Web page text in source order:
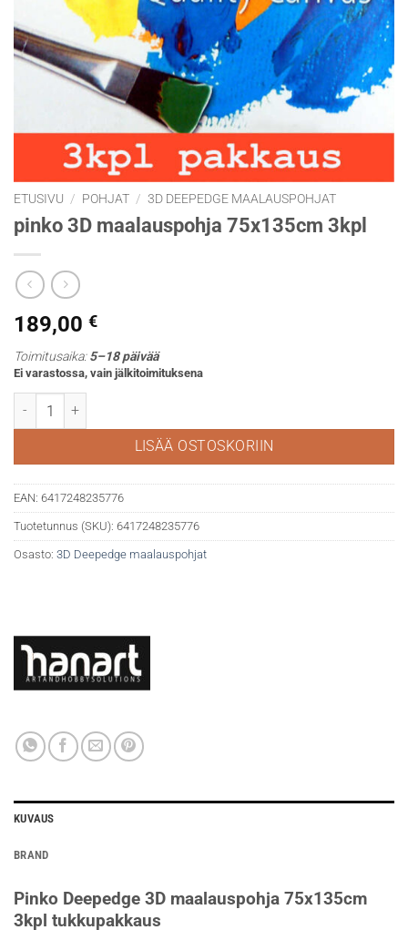
ETUSIVU / POHJAT / 3D DEEPEDGE MAALAUSPOHJAT
pinko 3D maalauspohja 75x135cm 3kpl
189,00 €
Toimitusaika:5–18 päivää
Ei varastossa, vain jälkitoimituksena
pinko 3D maalauspohja 75x135cm 3kpl määrä
LISÄÄ OSTOSKORIIN
EAN: 6417248235776
Tuotetunnus (SKU): 6417248235776
Osasto: 3D Deepedge maalauspohjat
KUVAUS
BRAND
Pinko Deepedge 3D maalauspohja 75x135cm
3kpl tukkupakkaus